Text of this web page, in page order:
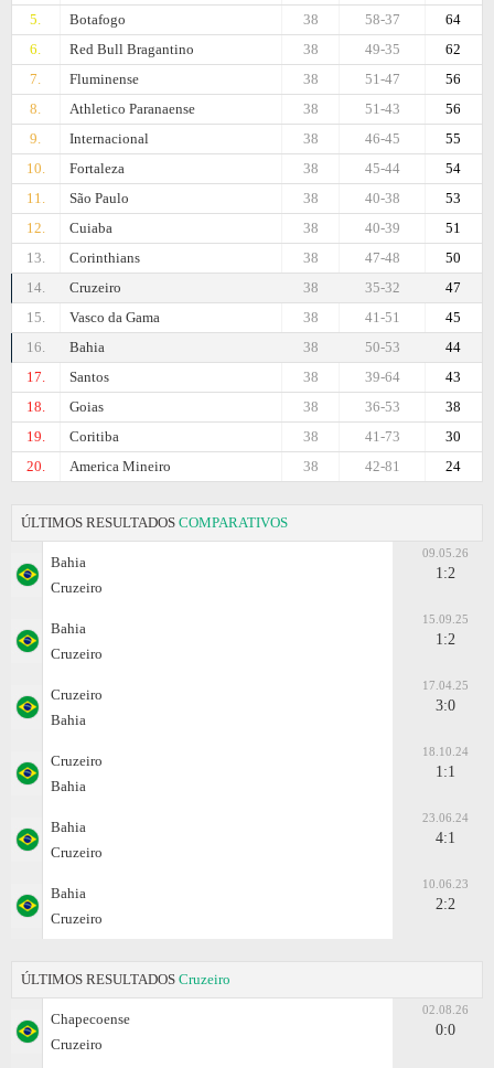
5. Botafogo 64
58-37
38
6.
Red Bull Bragantino 62
49-35
38
7.
Fluminense 56
51-47
38
8.
Athletico Paranaense 56
51-43
38
9.
Internacional 55
46-45
38
10.
Fortaleza 54
45-44
38
11.
São Paulo 53
40-38
38
12.
Cuiaba 51
40-39
38
13.
Corinthians 50
47-48
38
14.
Cruzeiro 47
35-32
38
15.
Vasco da Gama 45
41-51
38
16.
Bahia 44
50-53
38
17.
Santos 43
39-64
38
18.
Goias 38
36-53
38
19.
Coritiba 30
41-73
38
20.
Amеrica Mineiro 24
42-81
38
ÚLTIMOS RESULTADOS COMPARATIVOS
Bahia
Cruzeiro
09.05.26
1:2
Bahia
Cruzeiro
15.09.25
1:2
Cruzeiro
Bahia
17.04.25
3:0
Cruzeiro
Bahia
18.10.24
1:1
Bahia
Cruzeiro
23.06.24
4:1
Bahia
Cruzeiro
10.06.23
2:2
ÚLTIMOS RESULTADOS Cruzeiro
Chapecoense
Cruzeiro
02.08.26
0:0